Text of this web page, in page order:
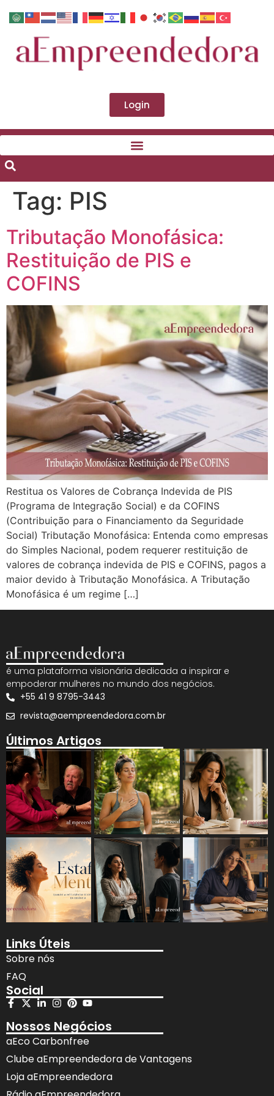
Login
Tag: PIS
Tributação Monofásica:
Restituição de PIS e
COFINS
Restitua os Valores de Cobrança Indevida de PIS
(Programa de Integração Social) e da COFINS
(Contribuição para o Financiamento da Seguridade
Social) Tributação Monofásica: Entenda como empresas
do Simples Nacional, podem requerer restituição de
valores de cobrança indevida de PIS e COFINS, pagos a
maior devido à Tributação Monofásica. A Tributação
Monofásica é um regime […]
é uma plataforma visionária dedicada a inspirar e
empoderar mulheres no mundo dos negócios.
+55 41 9 8795-3443
revista@aempreendedora.com.br
Últimos Artigos
Links Úteis
Sobre nós
FAQ
Social
Nossos Negócios
aEco Carbonfree
Clube aEmpreendedora de Vantagens
Loja aEmpreendedora